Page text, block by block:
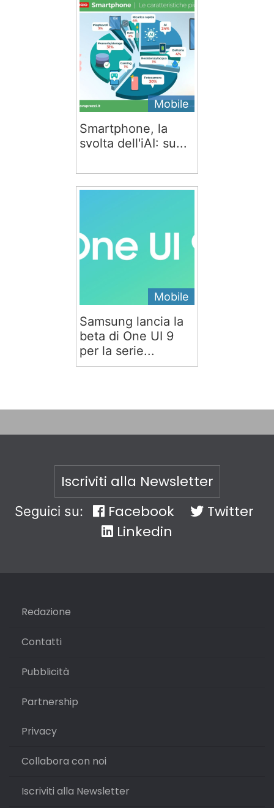
Mobile
Smartphone, la
svolta dell'iAI: su...
Mobile
Samsung lancia la
beta di One UI 9
per la serie...
Iscriviti alla Newsletter
Seguici su: Facebook
Twitter
Linkedin
Redazione
Contatti
Pubblicità
Partnership
Privacy
Collabora con noi
Iscriviti alla Newsletter